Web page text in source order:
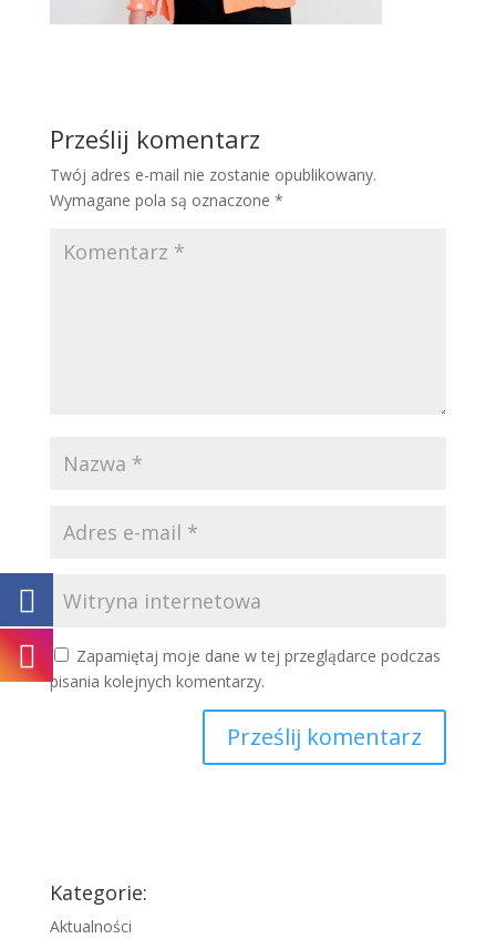
Prześlij komentarz
Twój adres e-mail nie zostanie opublikowany.
Wymagane pola są oznaczone *
Zapamiętaj moje dane w tej przeglądarce podczas
pisania kolejnych komentarzy.
Kategorie:
Aktualności